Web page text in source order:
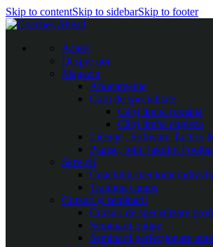
Skip to contentSkip to sidebarSkip to footer
Acasă
Despre noi
Magazin
Abonamente
Cărți de specialitate
Cărți limba română
Cărți limba engleza
Licențe „Software Tactics
Planșe, folii Taktifol
Servicii
Coaching-mentorat
Training camps
Cursuri și seminarii
Cursuri de specializare
Seminarii online
Seminarii perfecționare